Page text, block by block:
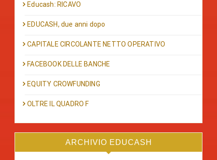
Educash: RICAVO
EDUCASH, due anni dopo
CAPITALE CIRCOLANTE NETTO OPERATIVO
FACEBOOK DELLE BANCHE
EQUITY CROWFUNDING
OLTRE IL QUADRO F
ARCHIVIO EDUCASH